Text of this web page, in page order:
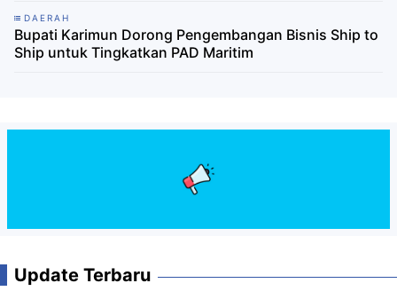
DAERAH
Bupati Karimun Dorong Pengembangan Bisnis Ship to
Ship untuk Tingkatkan PAD Maritim
Update Terbaru